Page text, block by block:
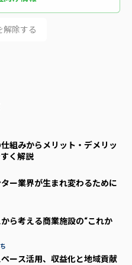
解除する
組みからメリット・デメリッ
く解説
ー業界が生まれ変わるために
ら考える商業施設の“これか
ース活用、収益化と地域貢献